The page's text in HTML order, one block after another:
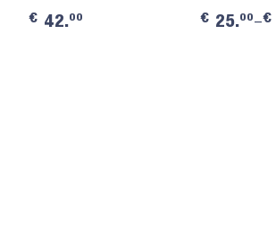
€ 42.00 € 25.00–€